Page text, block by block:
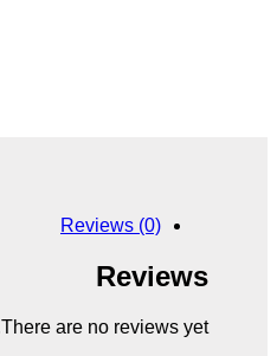
Reviews (0)
Reviews
There are no reviews yet.